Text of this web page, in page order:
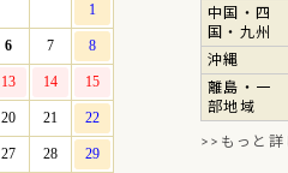
中国・四
国・九州
沖縄
離島・一
部地域
>>もっと詳